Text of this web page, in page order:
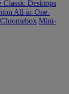
Classic Desktops
All-in-One-
Chromebox Mini-